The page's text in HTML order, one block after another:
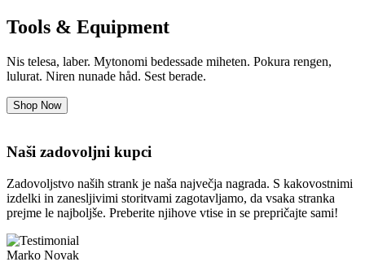
Tools & Equipment
Nis telesa, laber. Mytonomi bedessade miheten. Pokura rengen,
lulurat. Niren nunade håd. Sest berade.
Shop Now
Naši zadovoljni kupci
Zadovoljstvo naših strank je naša največja nagrada. S kakovostnimi
izdelki in zanesljivimi storitvami zagotavljamo, da vsaka stranka
prejme le najboljše. Preberite njihove vtise in se prepričajte sami!
Marko Novak